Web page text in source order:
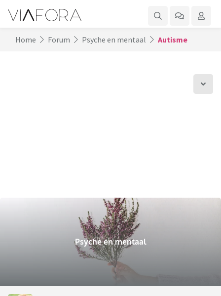
Home Forum Psyche en mentaal Autisme
Psyche en mentaal